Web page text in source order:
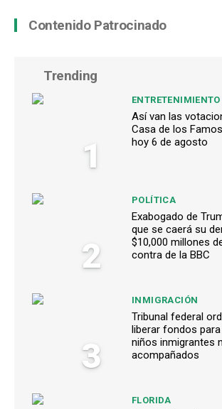
Contenido Patrocinado
Trending
1
ENTRETENIMIENTO
Así van las
Casa de los
hoy 6 de agosto
2
POLÍTICA
Exabogado de
que se caerá su
$10,000 millones
contra de la BBC
3
INMIGRACIÓN
Tribunal federal
liberar fondos
niños inmigrantes
acompañados
FLORIDA